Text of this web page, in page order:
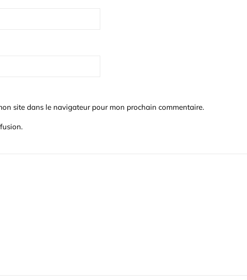
site dans le navigateur pour mon prochain commentaire.